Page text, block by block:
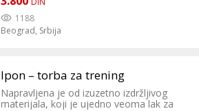
torbe sa logoom i natpisom vašeg kluba
ili saveza. Dimenzije: 70×30 cm
1188
Beograd, Srbija
Ipon – torba za trening
Napravljena je od izuzetno izdržljivog
materijala, koji je ujedno veoma lak za